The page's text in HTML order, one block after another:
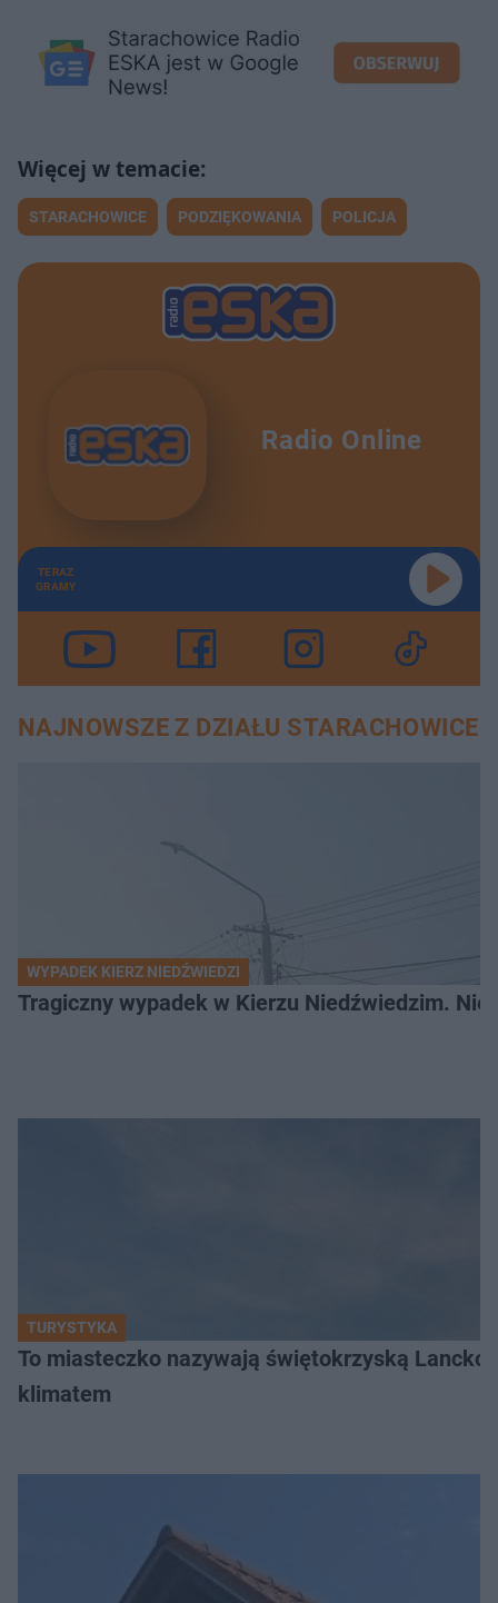
STARACHOWICE PODZIĘKOWANIA POLICJA
Radio Online
TERAZ
GRAMY
NAJNOWSZE Z DZIAŁU STARACHOWICE
WYPADEK KIERZ NIEDŹWIEDZI
Tragiczny wypadek w Kierzu Niedźwiedzim.
TURYSTYKA
To miasteczko nazywają świętokrzyską
klimatem